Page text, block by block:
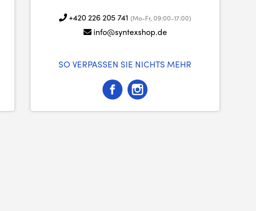
+420 226 205 741 (Mo-Fr, 09:00-17:00)
info@syntexshop.de
SO VERPASSEN SIE NICHTS MEHR